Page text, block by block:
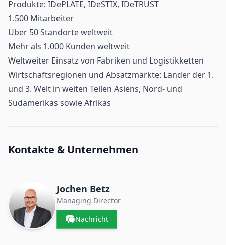
Produkte: IDePLATE, IDeSTIX, IDeTRUST
1.500 Mitarbeiter
Über 50 Standorte weltweit
Mehr als 1.000 Kunden weltweit
Weltweiter Einsatz von Fabriken und Logistikketten
Wirtschaftsregionen und Absatzmärkte: Länder der 1.
und 3. Welt in weiten Teilen Asiens, Nord- und
Südamerikas sowie Afrikas
Kontakte & Unternehmen
Jochen Betz
Managing Director
Nachricht